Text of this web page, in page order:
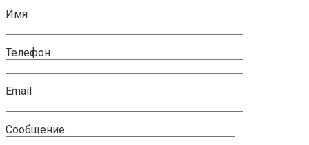
Имя
Телефон
Email
Сообщение